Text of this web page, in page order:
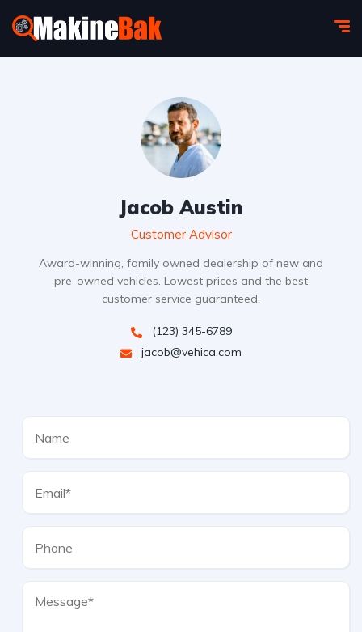
Jacob Austin
Customer Advisor
Award-winning, family owned dealership of new and
pre-owned vehicles. Lowest prices and the best
customer service guaranteed.
(123) 345-6789
jacob@vehica.com